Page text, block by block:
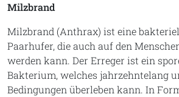
Milzbrand
Milzbrand (Anthrax) ist eine
Paarhufer, die auch auf den
werden kann. Der Erreger ist ein
Bakterium, welches jahrzehntelang
Bedingungen überleben kann. In